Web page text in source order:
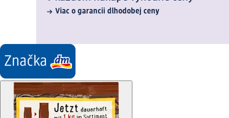
Viac o garancii dlhodobej ceny